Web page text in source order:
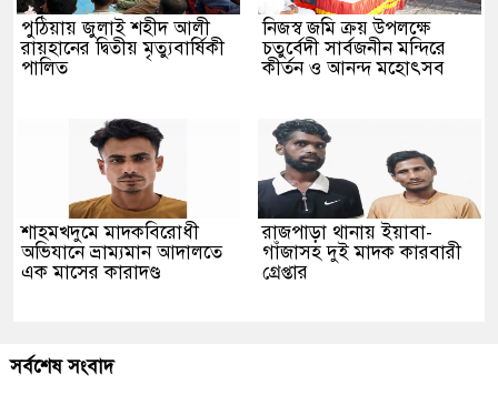
পুঠিয়ায় জুলাই শহীদ আলী
রায়হানের দ্বিতীয় মৃত্যুবার্ষিকী
পালিত
নিজস্ব জমি ক্রয় উপলক্ষে
চতুর্বেদী সার্বজনীন মন্দিরে
কীর্তন ও আনন্দ মহোৎসব
শাহমখদুমে মাদকবিরোধী
অভিযানে ভ্রাম্যমান আদালতে
এক মাসের কারাদণ্ড
রাজপাড়া থানায় ইয়াবা-
গাঁজাসহ দুই মাদক কারবারী
গ্রেপ্তার
সর্বশেষ সংবাদ